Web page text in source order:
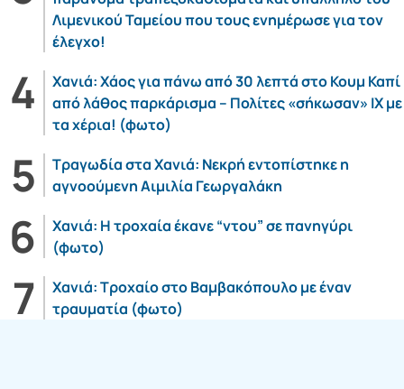
Λιμενικού Ταμείου που τους ενημέρωσε για τον
έλεγχο!
Χανιά: Χάος για πάνω από 30 λεπτά στο Κουμ Καπί
από λάθος παρκάρισμα – Πολίτες «σήκωσαν» ΙΧ με
τα χέρια! (φωτο)
Τραγωδία στα Χανιά: Νεκρή εντοπίστηκε η
αγνοούμενη Αιμιλία Γεωργαλάκη
Χανιά: Η τροχαία έκανε “ντου” σε πανηγύρι
(φωτο)
Χανιά: Τροχαίο στο Βαμβακόπουλο με έναν
τραυματία (φωτο)